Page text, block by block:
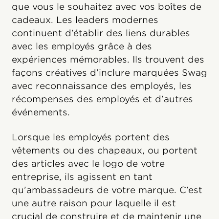
que vous le souhaitez avec vos boîtes de
cadeaux. Les leaders modernes
continuent d’établir des liens durables
avec les employés grâce à des
expériences mémorables. Ils trouvent des
façons créatives d’inclure marquées Swag
avec reconnaissance des employés, les
récompenses des employés et d’autres
événements.
Lorsque les employés portent des
vêtements ou des chapeaux, ou portent
des articles avec le logo de votre
entreprise, ils agissent en tant
qu’ambassadeurs de votre marque. C’est
une autre raison pour laquelle il est
crucial de construire et de maintenir une